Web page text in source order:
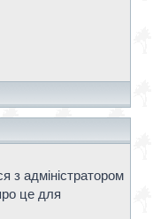
з адміністратором
це для